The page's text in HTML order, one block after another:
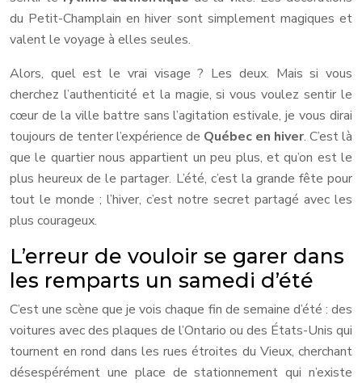
du Petit-Champlain en hiver sont simplement magiques et
valent le voyage à elles seules.
Alors, quel est le vrai visage ? Les deux. Mais si vous
cherchez l’authenticité et la magie, si vous voulez sentir le
cœur de la ville battre sans l’agitation estivale, je vous dirai
toujours de tenter l’expérience de Québec en hiver. C’est là
que le quartier nous appartient un peu plus, et qu’on est le
plus heureux de le partager. L’été, c’est la grande fête pour
tout le monde ; l’hiver, c’est notre secret partagé avec les
plus courageux.
L’erreur de vouloir se garer dans
les remparts un samedi d’été
C’est une scène que je vois chaque fin de semaine d’été : des
voitures avec des plaques de l’Ontario ou des États-Unis qui
tournent en rond dans les rues étroites du Vieux, cherchant
désespérément une place de stationnement qui n’existe